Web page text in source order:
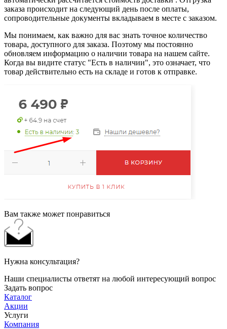
заказа происходит на следующий день после оплаты,
сопроводительные документы вкладываем в месте с заказом.
Мы понимаем, как важно для вас знать точное количество
товара, доступного для заказа. Поэтому мы постоянно
обновляем информацию о наличии товара на нашем сайте.
Когда вы видите статус "Есть в наличии", это означает, что
товар действительно есть на складе и готов к отправке.
Вам также может понравиться
Нужна консультация?
Наши специалисты ответят на любой интересующий вопрос
Задать вопрос
Каталог
Акции
Услуги
Компания